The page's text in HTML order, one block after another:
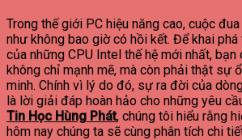
Trong thế giới PC hiệu năng cao, cuộc
như không bao giờ có hồi kết. Để khai
của những CPU Intel thế hệ mới nhất, bạn
không chỉ mạnh mẽ, mà còn phải thật sự
minh. Chính vì lý do đó, sự ra đời của
là lời giải đáp hoàn hảo cho những yêu
Tin Học Hùng Phát, chúng tôi hiểu rằng
hôm nay chúng ta sẽ cùng phân tích chi